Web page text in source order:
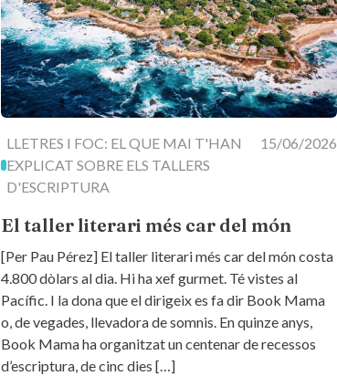
LLETRES I FOC: EL QUE MAI T'HAN
EXPLICAT SOBRE ELS TALLERS
D'ESCRIPTURA
15/06/2026
El taller literari més car del món
[Per Pau Pérez] El taller literari més car del món costa
4.800 dòlars al dia. Hi ha xef gurmet. Té vistes al
Pacífic. I la dona que el dirigeix es fa dir Book Mama
o, de vegades, llevadora de somnis. En quinze anys,
Book Mama ha organitzat un centenar de recessos
d’escriptura, de cinc dies […]